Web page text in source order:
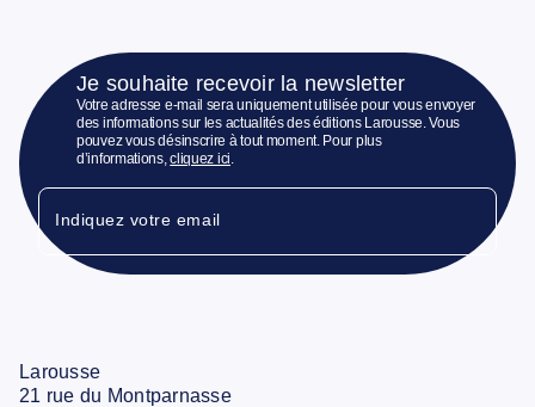
Je souhaite recevoir la newsletter
Votre adresse e-mail sera uniquement utilisée pour vous envoyer
des informations sur les actualités des éditions Larousse. Vous
pouvez vous désinscrire à tout moment. Pour plus
d’informations,cliquez ici
Indiquez votre email
Larousse
21 rue du Montparnasse